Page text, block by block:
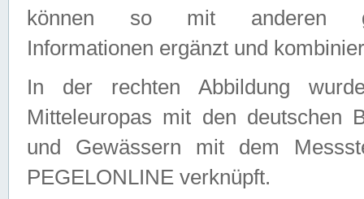
können so mit anderen
Informationen ergänzt und
In der rechten Abbildung
Mitteleuropas mit den deutschen
und Gewässern mit dem
PEGELONLINE verknüpft.